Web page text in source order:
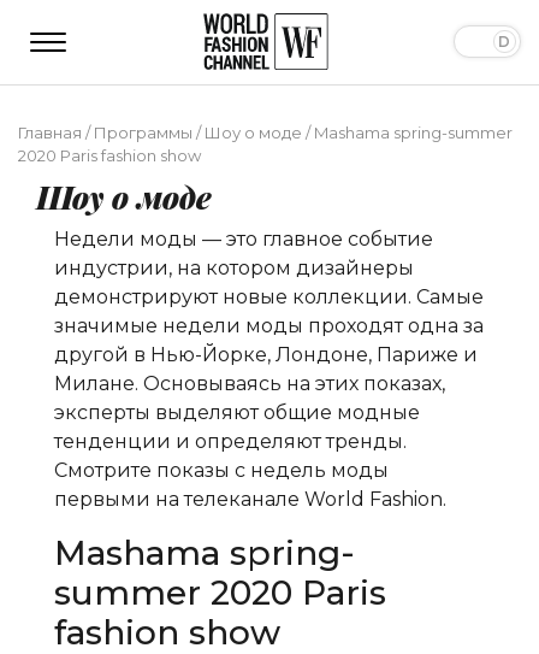
Главная /Программы /Шоу о моде /Mashama spring-summer
2020 Paris fashion show
Шоу о моде
Недели моды — это главное событие
индустрии, на котором дизайнеры
демонстрируют новые коллекции. Самые
значимые недели моды проходят одна за
другой в Нью-Йорке, Лондоне, Париже и
Милане. Основываясь на этих показах,
эксперты выделяют общие модные
тенденции и определяют тренды.
Смотрите показы с недель моды
первыми на телеканале World Fashion.
Mashama spring-
summer 2020 Paris
fashion show